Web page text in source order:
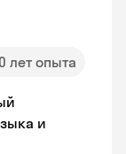
лет опыта
и